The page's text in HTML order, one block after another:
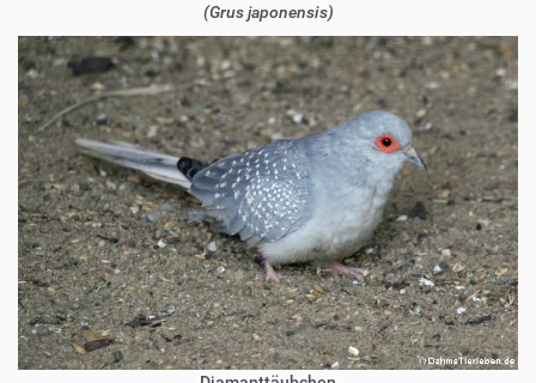
(Grus japonensis)